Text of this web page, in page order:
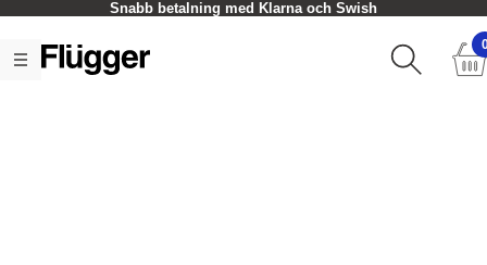
Snabb betalning med Klarna och Swish